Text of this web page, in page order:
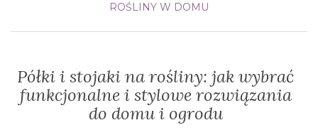
ROŚLINY W DOMU
Półki i stojaki na rośliny: jak wybrać
funkcjonalne i stylowe rozwiązania
do domu i ogrodu